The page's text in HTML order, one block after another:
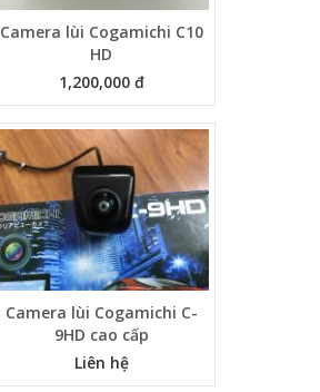
Camera lùi Cogamichi C10
HD
1,200,000 đ
Camera lùi Cogamichi C-
9HD cao cấp
Liên hệ